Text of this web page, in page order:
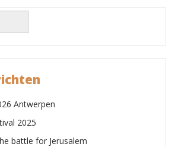
Antwerpen
2025
battle for Jerusalem